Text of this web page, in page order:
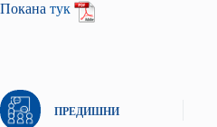
Покана тук
ПРЕДИШНИ